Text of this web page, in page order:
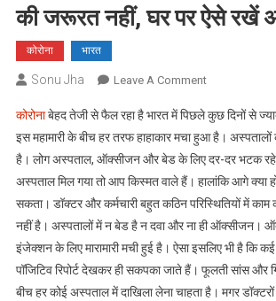
की जरूरत नहीं, घर पर ऐसे रखें
कोरोना भारत
Sonu Jha Leave A CommentOn
हर
मरीज
को
अस्पताल
जाने
की
जरूरत
नहीं,
घर
कोरोनाबेहद तेजी से फैल रहा है भारत में पिछले कुछ दिनों से
इस महामारी के बीच हर तरफ हाहाकार मचा हुआ है। अस्पतालों
है। लोग अस्पताल, ऑक्सीजन और बेड के लिए दर-दर भटक
अस्पताल मिल गया तो आप किस्मत वाले हैं। हालांकि आगे क्या
सकता। डॉक्टर और कर्मचारी बहुत कठिन परिस्थितियों में काम
नहीं है। अस्पतालों में न बेड है न दवा और ना ही ऑक्सीजन।
इंजेक्शन के लिए मारामारी मची हुई है। ऐसा इसलिए भी है कि
पॉजिटिव रिपोर्ट देखकर ही सकपका जाते हैं। फूलती सांस
बीच हर कोई अस्पताल में दाखिला लेना चाहता है। मगर